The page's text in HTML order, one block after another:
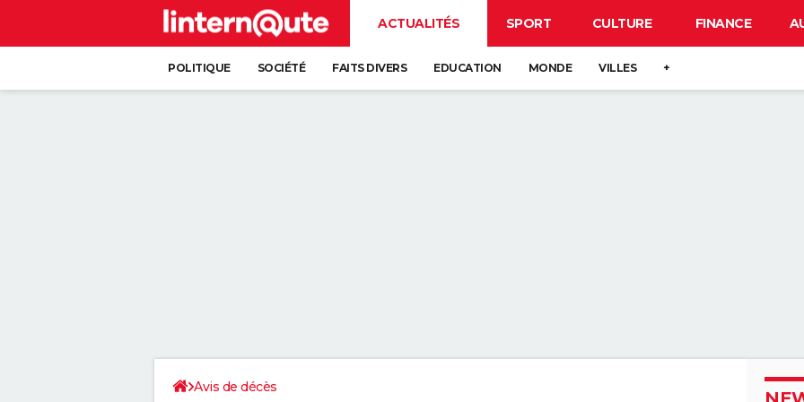
ACTUALITÉS SPORT CULTURE FINANCE
POLITIQUE SOCIÉTÉ FAITS DIVERS EDUCATION MONDE VILLES +
Avis de décès